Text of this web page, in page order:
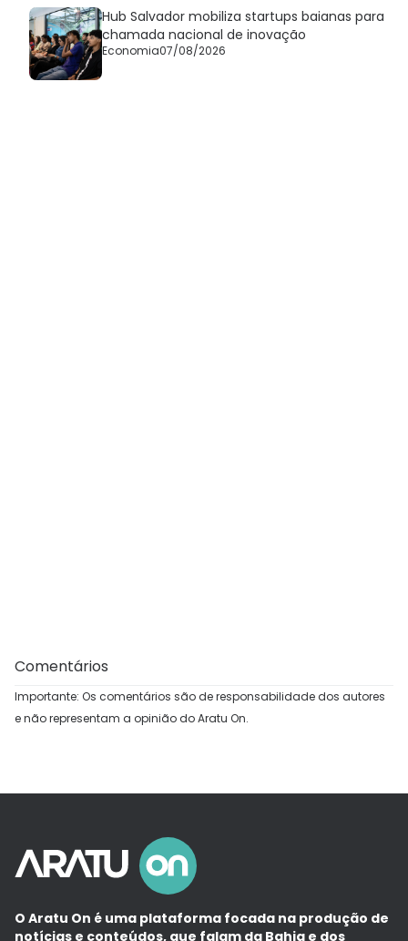
Hub Salvador mobiliza startups baianas para
chamada nacional de inovação
Economia07/08/2026
Comentários
Importante: Os comentários são de responsabilidade dos autores
e não representam a opinião do Aratu On.
O Aratu On é uma plataforma focada na produção de
notícias e conteúdos, que falam da Bahia e dos